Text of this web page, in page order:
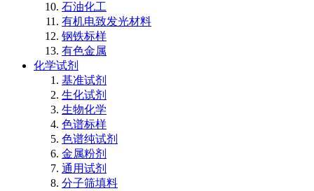
石油化工
有机电致发光材料
钢铁标样
有色金属
化学试剂
基准试剂
生化试剂
生物化学
色谱标样
色谱纯试剂
金属粉剂
通用试剂
分子筛填料